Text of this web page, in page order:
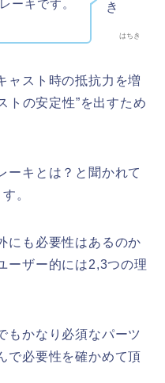
はちき
ーキです。
ャスト時の抵抗力を増
トの安定性”を出すため
ーキとは？と聞かれて
。
にも必要性はあるのか
ーザー的には2,3つの理
もかなり必須なパーツ
で必要性を確かめて頂